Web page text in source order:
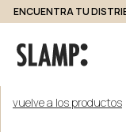
ENCUENTRA TU
vuelve a los productos